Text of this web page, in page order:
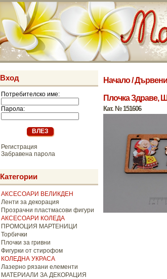
Вход
Потребителско име:
Парола:
Регистрация
Забравена парола
Категории
АКСЕСОАРИ ВЕЛИКДЕН
Ленти за декорация
Прозрачни пластмасови фигури
АКСЕСОАРИ КОЛЕДА
ПРОМОЦИЯ МАРТЕНИЦИ
Торбички
Плочки за гривни
Фигурки от стирофом
КОЛЕДНА УКРАСА
Лазерно рязани елементи
МАТЕРИАЛИ ЗА ДЕКОРАЦИЯ
Начало/
Плочка Здраве,
Кат. № 151606